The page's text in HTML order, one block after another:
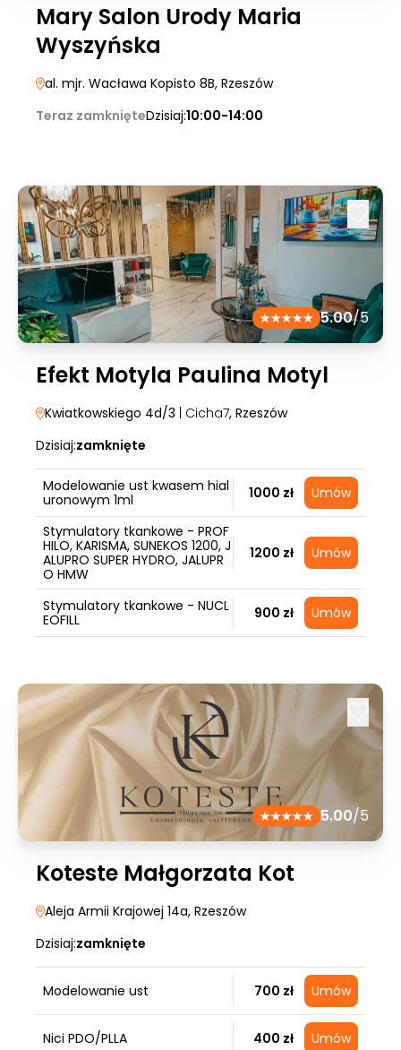
Mary Salon Urody Maria
Wyszyńska
al. mjr. Wacława Kopisto 8B, Rzeszów
Teraz zamknięteDzisiaj:10:00-14:00
5.00/5
Efekt Motyla Paulina Motyl
Kwiatkowskiego 4d/3 | Cicha7, Rzeszów
Dzisiaj:zamknięte
Modelowanie ust kwasem hial
uronowym 1ml
1000 zł Umów
Stymulatory tkankowe - PROF
HILO, KARISMA, SUNEKOS 1200, J
ALUPRO SUPER HYDRO, JALUPR
O HMW
1200 zł Umów
Stymulatory tkankowe - NUCL
EOFILL
900 zł Umów
5.00/5
Koteste Małgorzata Kot
Aleja Armii Krajowej 14a, Rzeszów
Dzisiaj:zamknięte
Modelowanie ust 700 zł Umów
Nici PDO/PLLA 400 zł Umów